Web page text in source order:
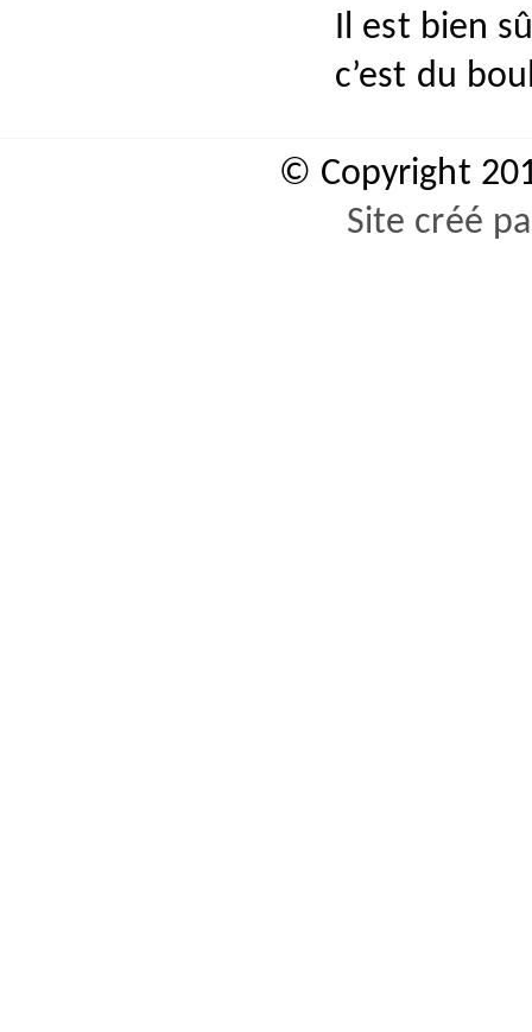
Il est bien
c’est du
© Copyright
Site créé